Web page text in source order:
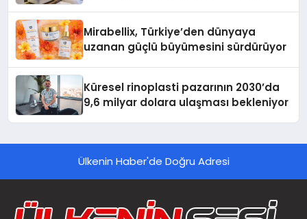
Mirabellix, Türkiye’den dünyaya
uzanan güçlü büyümesini sürdürüyor
Küresel rinoplasti pazarının 2030’da
9,6 milyar dolara ulaşması bekleniyor
Ülkenin Haber'de Doğru Adresi